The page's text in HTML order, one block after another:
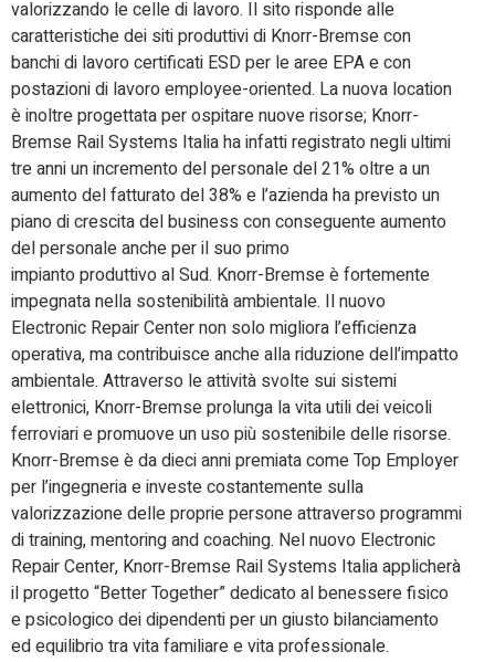
valorizzando le celle di lavoro. Il sito risponde alle
caratteristiche dei siti produttivi di Knorr-Bremse con
banchi di lavoro certificati ESD per le aree EPA e con
postazioni di lavoro employee-oriented. La nuova location
è inoltre progettata per ospitare nuove risorse; Knorr-
Bremse Rail Systems Italia ha infatti registrato negli ultimi
tre anni un incremento del personale del 21% oltre a un
aumento del fatturato del 38% e l’azienda ha previsto un
piano di crescita del business con conseguente aumento
del personale anche per il suo primo
impianto produttivo al Sud. Knorr-Bremse è fortemente
impegnata nella sostenibilità ambientale. Il nuovo
Electronic Repair Center non solo migliora l’efficienza
operativa, ma contribuisce anche alla riduzione dell’impatto
ambientale. Attraverso le attività svolte sui sistemi
elettronici, Knorr-Bremse prolunga la vita utili dei veicoli
ferroviari e promuove un uso più sostenibile delle risorse.
Knorr-Bremse è da dieci anni premiata come Top Employer
per l’ingegneria e investe costantemente sulla
valorizzazione delle proprie persone attraverso programmi
di training, mentoring and coaching. Nel nuovo Electronic
Repair Center, Knorr-Bremse Rail Systems Italia applicherà
il progetto “Better Together” dedicato al benessere fisico
e psicologico dei dipendenti per un giusto bilanciamento
ed equilibrio tra vita familiare e vita professionale.